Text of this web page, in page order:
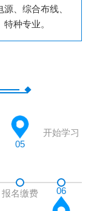
、综合布线、
种专业。
05
报名缴费
开始学习
06